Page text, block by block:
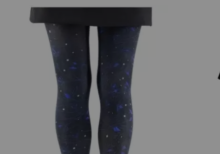
que nous de la qualité de ces collants pour femme. Ce
Collection Automne hiver 2025 2026 Lili Gambettes :
Une collection concentrée et pleine de vitamines !
animaux et des oiseaux ! Retrouvez surtout plus de
conviendront aux plus sages d'entre vous !
Découvrez la nouvelle collection Lili Gambettes 2024-
Pour la saison automne-hiver 2024-2025, Lili
collection reflète l'âme artistique de la marque, avec
collants deviennent de véritables œuvres d'art à porter